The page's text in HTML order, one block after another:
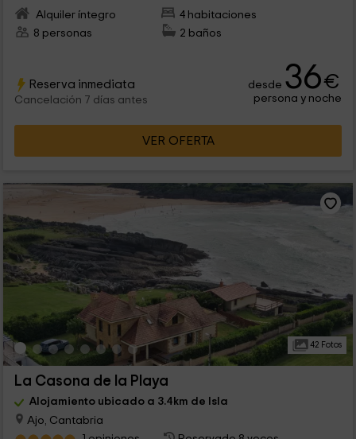
Alquiler íntegro
4 habitaciones
8 personas
2 baños
Reserva inmediata
Cancelación 7 días antes
desde 36€
persona y noche
VER OFERTA
42 Fotos
La Casona de la Playa
Alojamiento ubicado a 3.4km de Isla
Ajo, Cantabria